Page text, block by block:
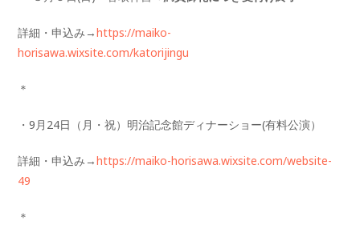
詳細・申込み→https://maiko-
horisawa.wixsite.com/katorijingu
＊
・9月24日（月・祝）明治記念館ディナーショー(有料公演）
詳細・申込み→https://maiko-horisawa.wixsite.com/website-
49
＊